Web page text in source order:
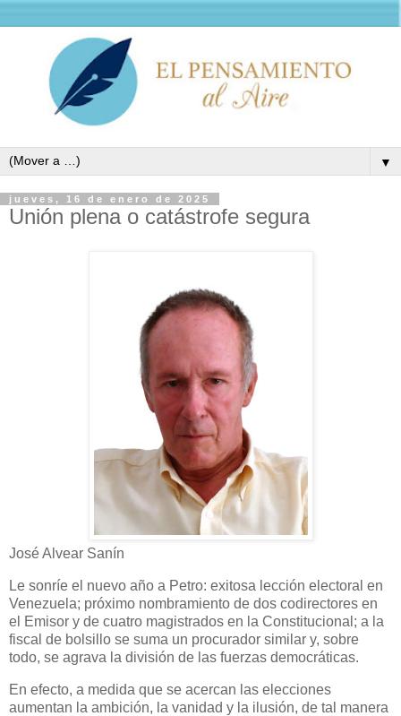
▼
jueves, 16 de enero de 2025
Unión plena o catástrofe segura
José Alvear Sanín
Le sonríe el nuevo año a Petro: exitosa lección electoral en
Venezuela; próximo nombramiento de dos codirectores en
el Emisor y de cuatro magistrados en la Constitucional; a la
fiscal de bolsillo se suma un procurador similar y, sobre
todo, se agrava la división de las fuerzas democráticas.
En efecto, a medida que se acercan las elecciones
aumentan la ambición, la vanidad y la ilusión, de tal manera